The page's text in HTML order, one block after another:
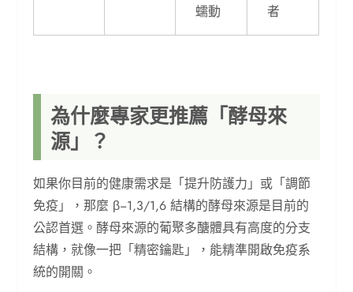
蠕動
者
為什麼專家更推薦「酵母來
源」？
如果你目前的健康需求是「提升防護力」或「調節
免疫」，那麼 β−1,3/1,6 結構的酵母來源是目前的
公認首選。酵母來源的葡聚多醣體具有高度的分支
結構，就像一把「精密鑰匙」，能精準開啟免疫系
統的開關。